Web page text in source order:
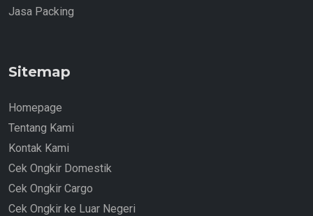
Jasa Packing
Sitemap
Homepage
Tentang Kami
Kontak Kami
Cek Ongkir Domestik
Cek Ongkir Cargo
Cek Ongkir ke Luar Negeri